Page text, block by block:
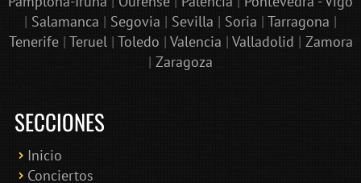
| Salamanca | Segovia | Sevilla | Soria | Tarragona |
Tenerife| Teruel| Toledo | Valencia | Valladolid | Zamora
| Zaragoza
SECCIONES
Inicio
Conciertos